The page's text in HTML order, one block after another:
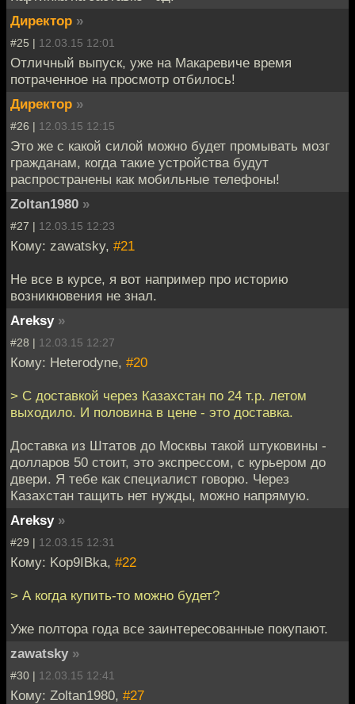
Директор »
#25 | 12.03.15 12:01
Отличный выпуск, уже на Макаревиче время
потраченное на просмотр отбилось!
Директор »
#26 | 12.03.15 12:15
Это же с какой силой можно будет промывать мозг
гражданам, когда такие устройства будут
распространены как мобильные телефоны!
Zoltan1980 »
#27 | 12.03.15 12:23
Кому: zawatsky, #21
Не все в курсе, я вот например про историю
возникновения не знал.
Areksy »
#28 | 12.03.15 12:27
Кому: Heterodyne, #20
> С доставкой через Казахстан по 24 т.р. летом
выходило. И половина в цене - это доставка.
Доставка из Штатов до Москвы такой штуковины -
долларов 50 стоит, это экспрессом, с курьером до
двери. Я тебе как специалист говорю. Через
Казахстан тащить нет нужды, можно напрямую.
Areksy »
#29 | 12.03.15 12:31
Кому: Kop9IBka, #22
> А когда купить-то можно будет?
Уже полтора года все заинтересованные покупают.
zawatsky »
#30 | 12.03.15 12:41
Кому: Zoltan1980, #27